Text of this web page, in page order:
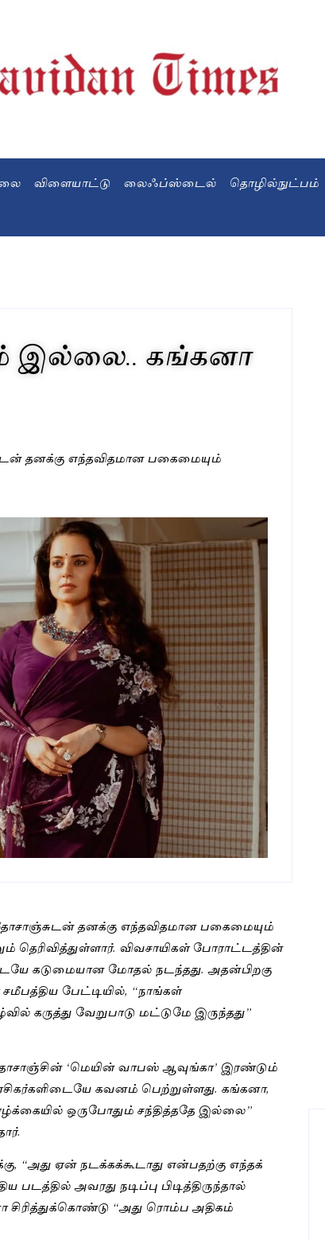
விளையாட்டு லைஃப்ஸ்டைல் தொழில்நுட்பம்
இல்லை.. கங்கனா
தனக்கு எந்தவிதமான பகைமையும்
தனக்கு எந்தவிதமான பகைமையும்
விவசாயிகள் போராட்டத்தின்
கடுமையான மோதல் நடந்தது. அதன்பிறகு
பேட்டியில், “நாங்கள்
கருத்து வேறுபாடு மட்டுமே இருந்தது”
தோசாஞ்சின் ‘மெயின் வாபஸ் ஆவுங்கா’ இரண்டும்
கவனம் பெற்றுள்ளது. கங்கனா,
ஒருபோதும் சந்தித்ததே இல்லை”
“அது ஏன் நடக்கக்கூடாது என்பதற்கு எந்தக்
அவரது நடிப்பு பிடித்திருந்தால்
சிரித்துக்கொண்டு “அது ரொம்ப அதிகம்